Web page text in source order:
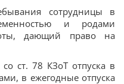
сотрудницы в
и родами
дающий право на
ст. 78 КЗоТ отпуска в
в ежегодные отпуска